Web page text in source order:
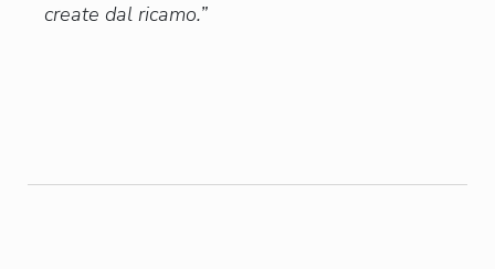
create dal ricamo.”